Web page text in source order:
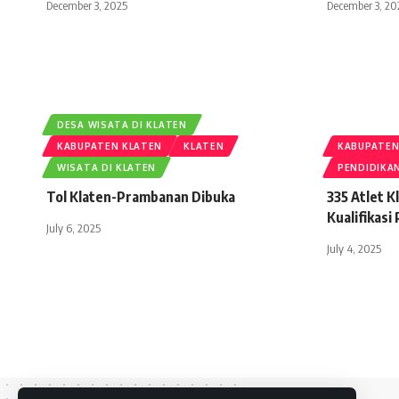
December 3, 2025 December 3,
DESA WISATA DI KLATEN
KABUPATEN KLATEN
KLATEN
WISATA DI KLATEN
Tol Klaten-Prambanan Dibuka
July 6, 2025
PENDIDIKAN
335 Atlet
Kualifikasi
July 4, 2025